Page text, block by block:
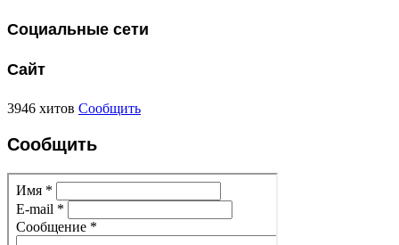
Социальные сети
Сайт
3946 хитов Сообщить
Сообщить